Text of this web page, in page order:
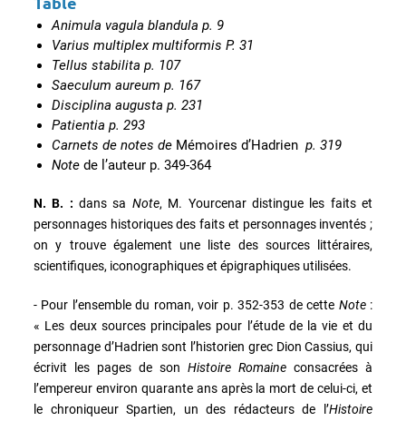
Animula vagula blandula p. 9
Varius multiplex multiformis P. 31
Tellus stabilita p. 107
Saeculum aureum p. 167
Disciplina augusta p. 231
Patientia p. 293
Carnets de notes de Mémoires d’Hadrien p. 319
Note de l’auteur p. 349-364
N. B. :dans sa Note, M. Yourcenar distingue les faits et
personnages historiques des faits et personnages inventés ;
on y trouve également une liste des sources littéraires,
scientifiques, iconographiques et épigraphiques utilisées.
- Pour l’ensemble du roman, voir p. 352-353 de cette Note :
« Les deux sources principales pour l’étude de la vie et du
personnage d’Hadrien sont l’historien grec Dion Cassius, qui
écrivit les pages de son Histoire Romaine consacrées à
l’empereur environ quarante ans après la mort de celui-ci, et
le chroniqueur Spartien, un des rédacteurs de l’Histoire